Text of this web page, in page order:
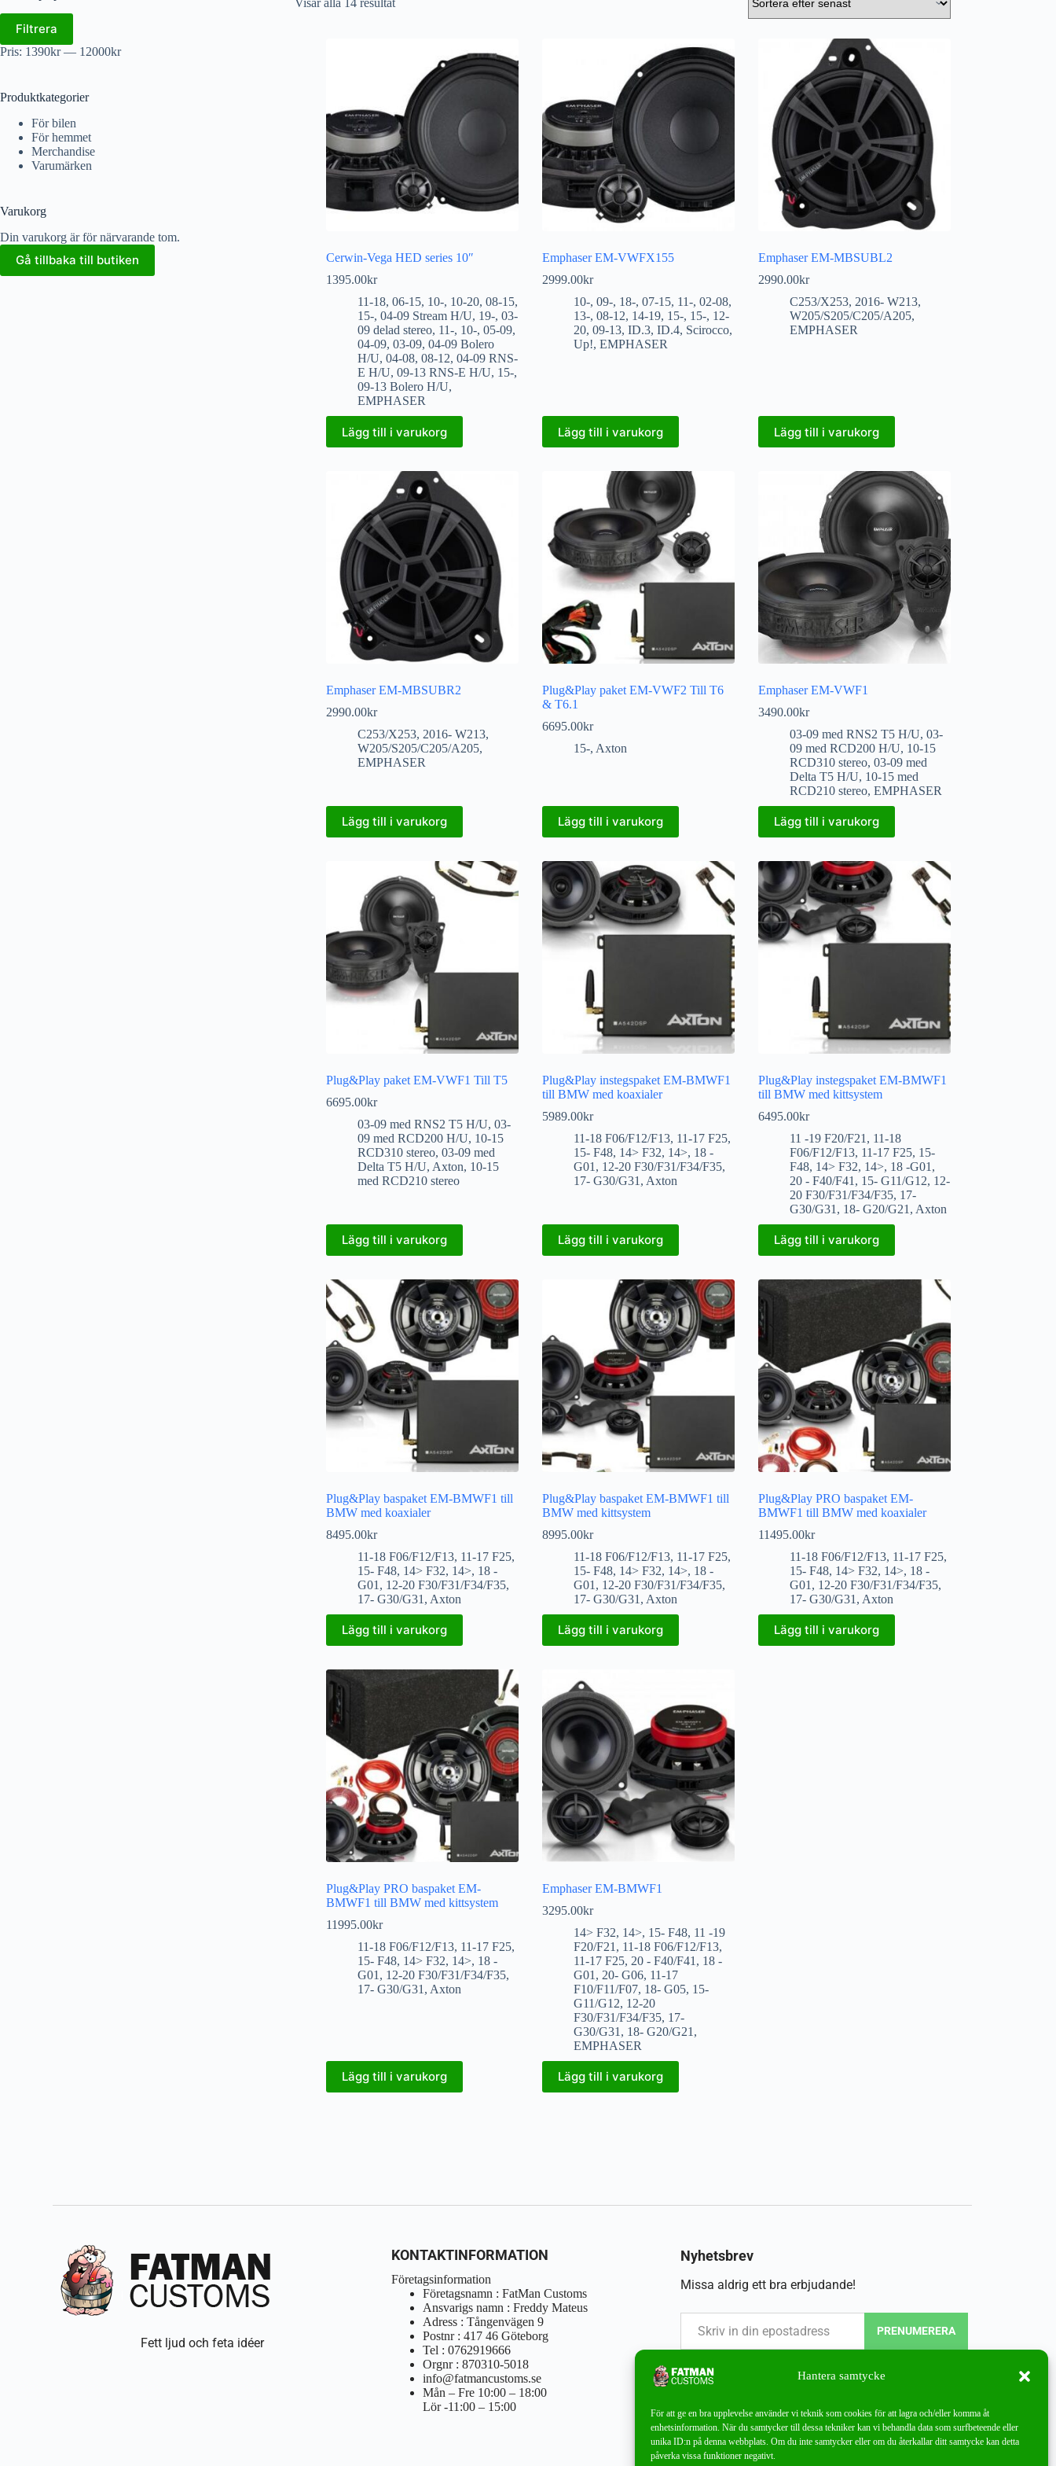
Hantera samtycke
För att ge en bra upplevelse använder vi teknik som cookies för att lagra och/eller komma åt
enhetsinformation. När du samtycker till dessa tekniker kan vi behandla data som surfbeteende eller
unika ID:n på denna webbplats. Om du inte samtycker eller om du återkallar ditt samtycke kan detta
påverka vissa funktioner negativt.
Visar alla 14 resultat
Cerwin-Vega HED series 10″
1395.00kr
11-18, 06-15, 10-, 10-20, 08-15,
15-, 04-09 Stream H/U, 19-, 03-
09 delad stereo, 11-, 10-, 05-09,
04-09, 03-09, 04-09 Bolero
H/U, 04-08, 08-12, 04-09 RNS-
E H/U, 09-13 RNS-E H/U, 15-,
09-13 Bolero H/U,
EMPHASER
Lägg till i varukorg
Emphaser EM-VWFX155
2999.00kr
10-, 09-, 18-, 07-15, 11-, 02-08,
13-, 08-12, 14-19, 15-, 15-, 12-
20, 09-13, ID.3, ID.4, Scirocco,
Up!, EMPHASER
Lägg till i varukorg
Emphaser EM-MBSUBL2
2990.00kr
C253/X253, 2016- W213,
W205/S205/C205/A205,
EMPHASER
Lägg till i varukorg
Emphaser EM-MBSUBR2
2990.00kr
C253/X253, 2016- W213,
W205/S205/C205/A205,
EMPHASER
Lägg till i varukorg
Plug&Play paket EM-VWF2 Till T6
& T6.1
6695.00kr
15-, Axton
Lägg till i varukorg
Emphaser EM-VWF1
3490.00kr
03-09 med RNS2 T5 H/U, 03-
09 med RCD200 H/U, 10-15
RCD310 stereo, 03-09 med
Delta T5 H/U, 10-15 med
RCD210 stereo, EMPHASER
Lägg till i varukorg
Plug&Play paket EM-VWF1 Till T5
6695.00kr
03-09 med RNS2 T5 H/U, 03-
09 med RCD200 H/U, 10-15
RCD310 stereo, 03-09 med
Delta T5 H/U, Axton, 10-15
med RCD210 stereo
Lägg till i varukorg
Plug&Play instegspaket EM-BMWF1
till BMW med koaxialer
5989.00kr
11-18 F06/F12/F13, 11-17 F25,
15- F48, 14> F32, 14>, 18 -
G01 , 12-20 F30/F31/F34/F35,
17- G30/G31 , Axton
Lägg till i varukorg
Plug&Play instegspaket EM-BMWF1
till BMW med kittsystem
6495.00kr
11 -19 F20/F21 , 11-18
F06/F12/F13, 11-17 F25, 15-
F48, 14> F32, 14>, 18 -G01 ,
20 - F40/F41 , 15- G11/G12, 12-
20 F30/F31/F34/F35, 17-
G30/G31 , 18- G20/G21 , Axton
Lägg till i varukorg
Plug&Play baspaket EM-BMWF1 till
BMW med koaxialer
8495.00kr
11-18 F06/F12/F13, 11-17 F25,
15- F48, 14> F32, 14>, 18 -
G01 , 12-20 F30/F31/F34/F35,
17- G30/G31 , Axton
Lägg till i varukorg
Plug&Play baspaket EM-BMWF1 till
BMW med kittsystem
8995.00kr
11-18 F06/F12/F13, 11-17 F25,
15- F48, 14> F32, 14>, 18 -
G01 , 12-20 F30/F31/F34/F35,
17- G30/G31 , Axton
Lägg till i varukorg
Plug&Play PRO baspaket EM-
BMWF1 till BMW med koaxialer
11495.00kr
11-18 F06/F12/F13, 11-17 F25,
15- F48, 14> F32, 14>, 18 -
G01 , 12-20 F30/F31/F34/F35,
17- G30/G31 , Axton
Lägg till i varukorg
Plug&Play PRO baspaket EM-
BMWF1 till BMW med kittsystem
11995.00kr
11-18 F06/F12/F13, 11-17 F25,
15- F48, 14> F32, 14>, 18 -
G01 , 12-20 F30/F31/F34/F35,
17- G30/G31 , Axton
Lägg till i varukorg
Emphaser EM-BMWF1
3295.00kr
14> F32, 14>, 15- F48, 11 -19
F20/F21 , 11-18 F06/F12/F13,
11-17 F25, 20 - F40/F41 , 18 -
G01 , 20- G06, 11-17
F10/F11/F07, 18- G05, 15-
G11/G12, 12-20
F30/F31/F34/F35, 17-
G30/G31 , 18- G20/G21 ,
EMPHASER
Lägg till i varukorg
Filtrera
Pris: 1390kr— 12000kr
Produktkategorier
För bilen
För hemmet
Merchandise
Varumärken
Varukorg
Din varukorg är för närvarande tom.
Gå tillbaka till butiken
Fett ljud och feta idéer
KONTAKTINFORMATION
Företagsinformation
Företagsnamn : FatMan Customs
Ansvarigs namn : Freddy Mateus
Adress : Tångenvägen 9
Postnr : 417 46 Göteborg
Tel : 0762919666
Orgnr : 870310-5018
info@fatmancustoms.se
Mån – Fre 10:00 – 18:00
Lör -11:00 – 15:00
Nyhetsbrev
Missa aldrig ett bra erbjudande!
PRENUMERERA